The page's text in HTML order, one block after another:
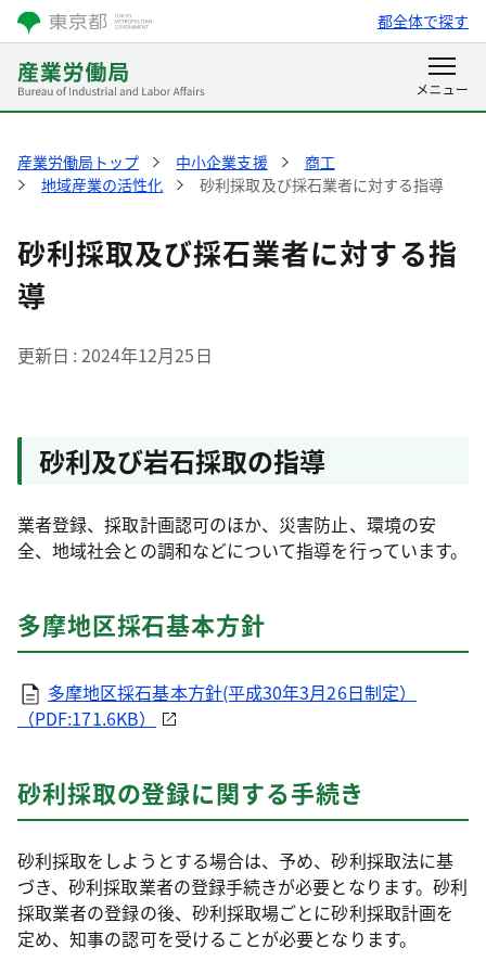
都全体で探す
産業労働局トップ 中小企業支援
商工
地域産業の活性化
砂利採取及び採石業者に対する指導
砂利採取及び採石業者に対する指
導
更新日 2024年12月25日
砂利及び岩石採取の指導
業者登録、採取計画認可のほか、災害防止、環境の安
全、地域社会との調和などについて指導を行っています。
多摩地区採石基本方針
多摩地区採石基本方針(平成30年3月26日制定）
（PDF:171.6KB）
砂利採取の登録に関する手続き
砂利採取をしようとする場合は、予め、砂利採取法に基
づき、砂利採取業者の登録手続きが必要となります。砂利
採取業者の登録の後、砂利採取場ごとに砂利採取計画を
定め、知事の認可を受けることが必要となります。